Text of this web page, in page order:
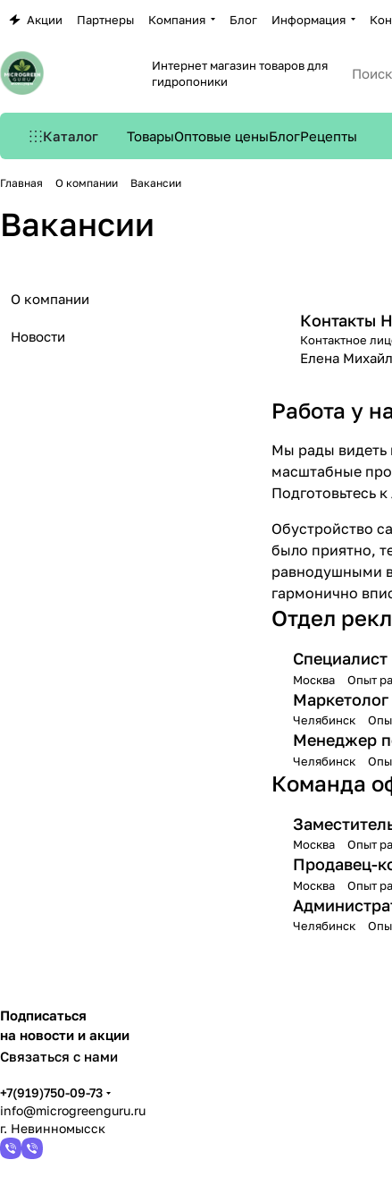
Акции Партнеры Компания Блог Информация
Интернет магазин товаров для
гидропоники
Каталог ТоварыОптовые ценыБлогРецепты
Главная О компании Вакансии
Вакансии
Контакты
Контактное
Елена
Работа у
Мы рады видеть
масштабные
Подготовьтесь
Обустройство
было приятно,
равнодушными
гармонично
Отдел
Москва Опыт
Маркетолог
Челябинск
Менеджер
Челябинск
Команда
Москва Опыт
Продавец-
Москва Опыт
Челябинск
О компании
Новости
Подписаться
на новости и акции
Связаться с нами
+7(919)750-09-73
info@microgreenguru.ru
г. Невинномысск